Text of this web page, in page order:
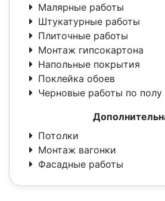
Малярные работы
Штукатурные работы
Плиточные работы
Монтаж гипсокартона
Напольные покрытия
Поклейка обоев
Черновые работы по полу
Потолки
Монтаж вагонки
Фасадные работы